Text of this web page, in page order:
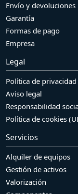
Envío y devoluciones
Garantía
Formas de pago
Empresa
Legal
Política de privacidad
Aviso legal
Responsabilidad
Política de cookies
Servicios
Alquiler de equipos
Gestión de activos
Valorización